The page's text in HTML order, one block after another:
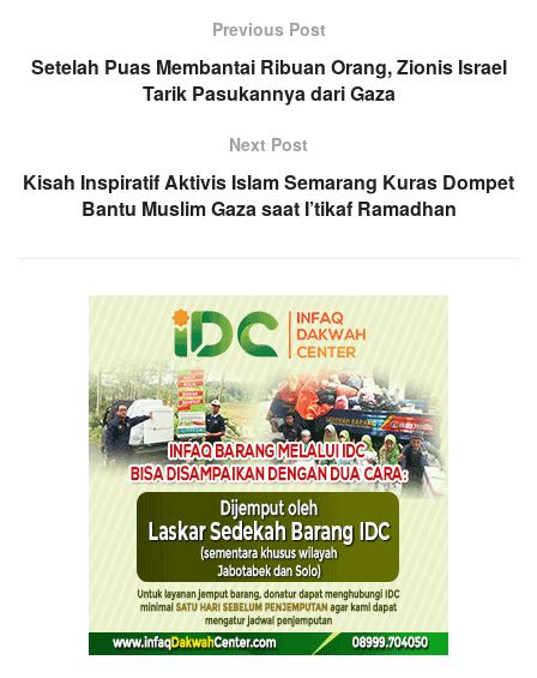
Previous Post
Setelah Puas Membantai Ribuan Orang, Zionis Israel
Tarik Pasukannya dari Gaza
Next Post
Kisah Inspiratif Aktivis Islam Semarang Kuras Dompet
Bantu Muslim Gaza saat I’tikaf Ramadhan